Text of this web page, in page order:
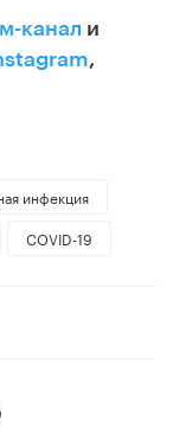
канал и
,
инфекция
COVID-19